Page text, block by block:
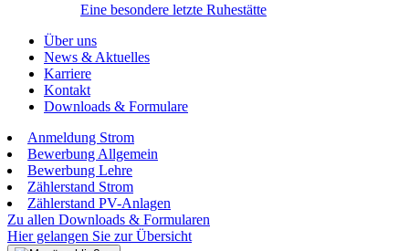
Eine besondere letzte Ruhestätte
Über uns
News & Aktuelles
Karriere
Kontakt
Downloads & Formulare
Anmeldung Strom
Bewerbung Allgemein
Bewerbung Lehre
Zählerstand Strom
Zählerstand PV-Anlagen
Zu allen Downloads & Formularen
Hier gelangen Sie zur Übersicht